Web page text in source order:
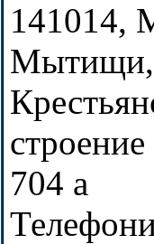
141014,
Мытищи,
704 а